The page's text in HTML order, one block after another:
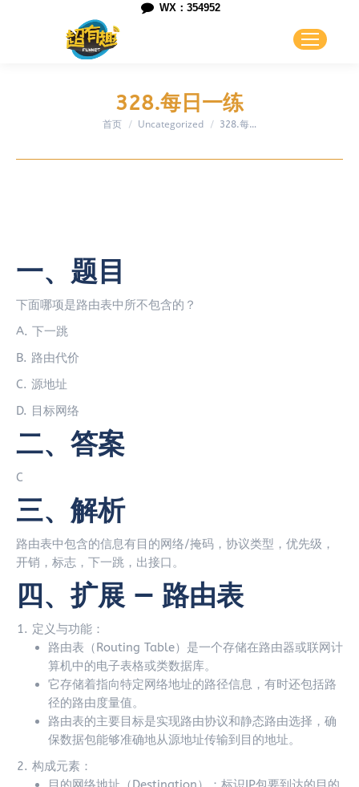
WX：354952
328.每日一练
您在这里：
首页 Uncategorized 328.每…
一、题目
下面哪项是路由表中所不包含的？
A. 下一跳
B. 路由代价
C. 源地址
D. 目标网络
二、答案
C
三、解析
路由表中包含的信息有目的网络/掩码，协议类型，优先级，
开销，标志，下一跳，出接口。
四、扩展 — 路由表
定义与功能：
路由表（Routing Table）是一个存储在路由器或联网计
算机中的电子表格或类数据库。
它存储着指向特定网络地址的路径信息，有时还包括路
径的路由度量值。
路由表的主要目标是实现路由协议和静态路由选择，确
保数据包能够准确地从源地址传输到目的地址。
构成元素：